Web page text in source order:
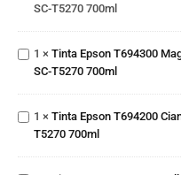
T3270,
700ml
SC-T5270 700ml
Magenta
SC-
SC-
T5270
700ml
1 × Tinta Epson T694300
SC-T5270 700ml
Tinta
Epson
T694200
T3070,
SC-
T3270,
1 × Tinta Epson T694200
T5270 700ml
T694400
Yellow
Tinta
Epson